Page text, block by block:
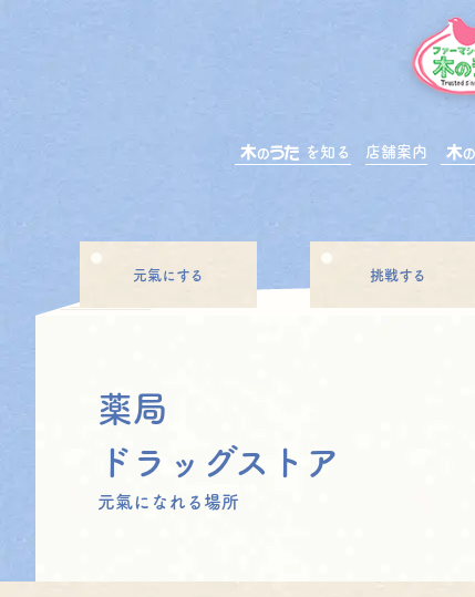
を知る 店舗案内
元氣にする 挑戦する
薬局
ドラッグストア
元氣になれる場所